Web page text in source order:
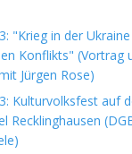
"Krieg in der
Konflikts" (Vortrag
Jürgen Rose)
Kulturvolksfest auf
Recklinghausen